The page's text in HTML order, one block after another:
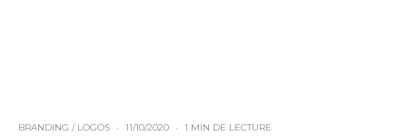
BRANDING / LOGOS · 11/10/2020 · 1 MIN DE LECTURE